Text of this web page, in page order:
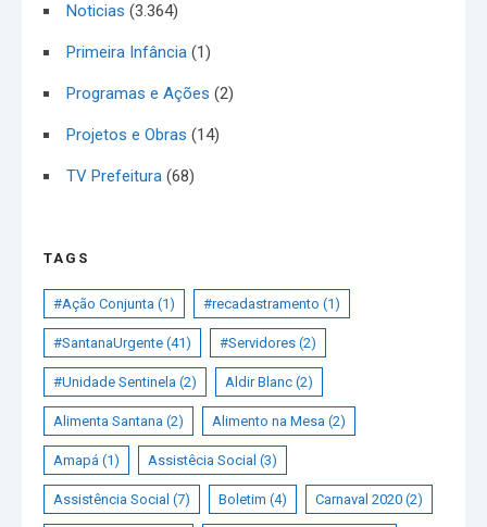
Noticias (3.364)
Primeira Infância (1)
Programas e Ações (2)
Projetos e Obras (14)
TV Prefeitura (68)
TAGS
#Ação Conjunta (1) #recadastramento (1)
#SantanaUrgente (41) #Servidores (2)
#Unidade Sentinela (2) Aldir Blanc (2)
Alimenta Santana (2) Alimento na Mesa (2)
Amapá (1) Assistêcia Social (3)
Assistência Social (7) Boletim (4) Carnaval 2020 (2)